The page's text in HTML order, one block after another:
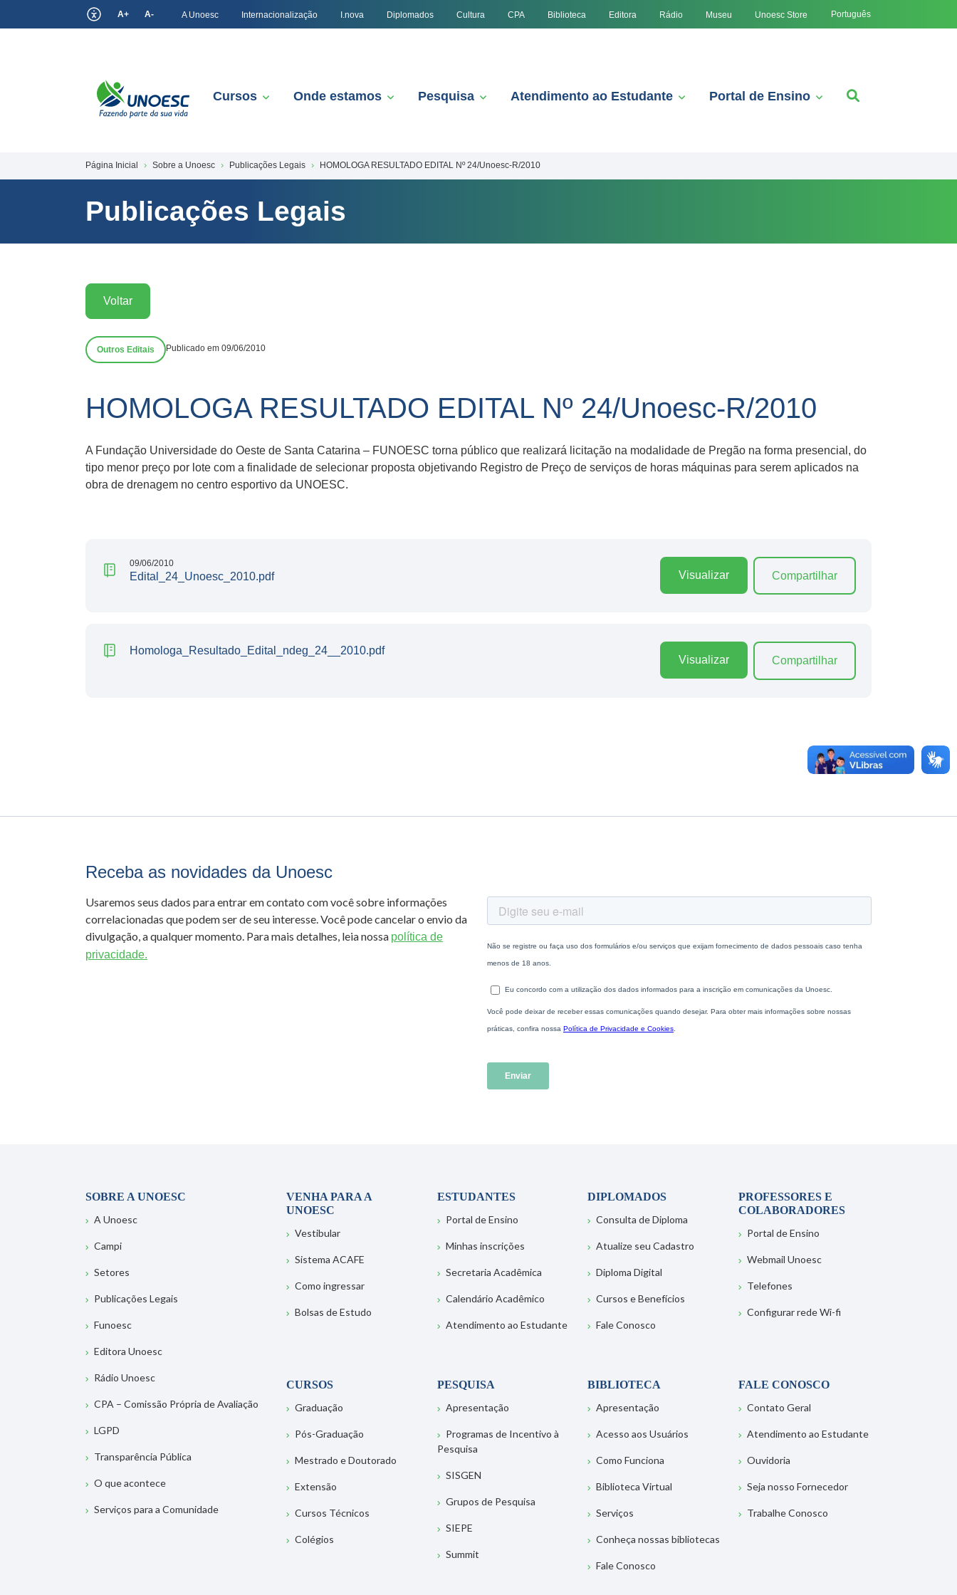
A+ A- A Unoesc Internacionalização I.nova Diplomados Cultura CPA Biblioteca Editora Rádio Museu Unoesc Store Português
Cursos Onde estamos Pesquisa Atendimento ao Estudante Portal de Ensino
Página Inicial Sobre a Unoesc Publicações Legais HOMOLOGA RESULTADO EDITAL Nº 24/Unoesc-R/2010
Publicações Legais
Voltar
Outros Editais Publicado em 09/06/2010
HOMOLOGA RESULTADO EDITAL Nº 24/Unoesc-R/2010
A Fundação Universidade do Oeste de Santa Catarina – FUNOESC torna público que realizará licitação na modalidade de Pregão na forma presencial, do
tipo menor preço por lote com a finalidade de selecionar proposta objetivando Registro de Preço de serviços de horas máquinas para serem aplicados na
obra de drenagem no centro esportivo da UNOESC.
09/06/2010
Edital_24_Unoesc_2010.pdf Visualizar Compartilhar
Homologa_Resultado_Edital_ndeg_24__2010.pdf
Visualizar Compartilhar
Receba as novidades da Unoesc
Usaremos seus dados para entrar em contato com você sobre informações
correlacionadas que podem ser de seu interesse. Você pode cancelar o envio da
divulgação, a qualquer momento. Para mais detalhes, leia nossa política de
privacidade.
SOBRE A UNOESC
A Unoesc
Campi
Setores
Publicações Legais
Funoesc
Editora Unoesc
Rádio Unoesc
CPA – Comissão Própria de Avaliação
LGPD
Transparência Pública
O que acontece
Serviços para a Comunidade
VENHA PARA A
UNOESC
Vestibular
Sistema ACAFE
Como ingressar
Bolsas de Estudo
ESTUDANTES
Portal de Ensino
Minhas inscrições
Secretaria Acadêmica
Calendário Acadêmico
Atendimento ao Estudante
DIPLOMADOS
Consulta de Diploma
Atualize seu Cadastro
Diploma Digital
Cursos e Benefícios
Fale Conosco
PROFESSORES E
COLABORADORES
Portal de Ensino
Webmail Unoesc
Telefones
Configurar rede Wi-fi
CURSOS
Graduação
Pós-Graduação
Mestrado e Doutorado
Extensão
Cursos Técnicos
Colégios
PESQUISA
Apresentação
Programas de Incentivo à
Pesquisa
SISGEN
Grupos de Pesquisa
SIEPE
Summit
BIBLIOTECA
Apresentação
Acesso aos Usuários
Como Funciona
Biblioteca Virtual
Serviços
Conheça nossas bibliotecas
Fale Conosco
FALE CONOSCO
Contato Geral
Atendimento ao Estudante
Ouvidoria
Seja nosso Fornecedor
Trabalhe Conosco